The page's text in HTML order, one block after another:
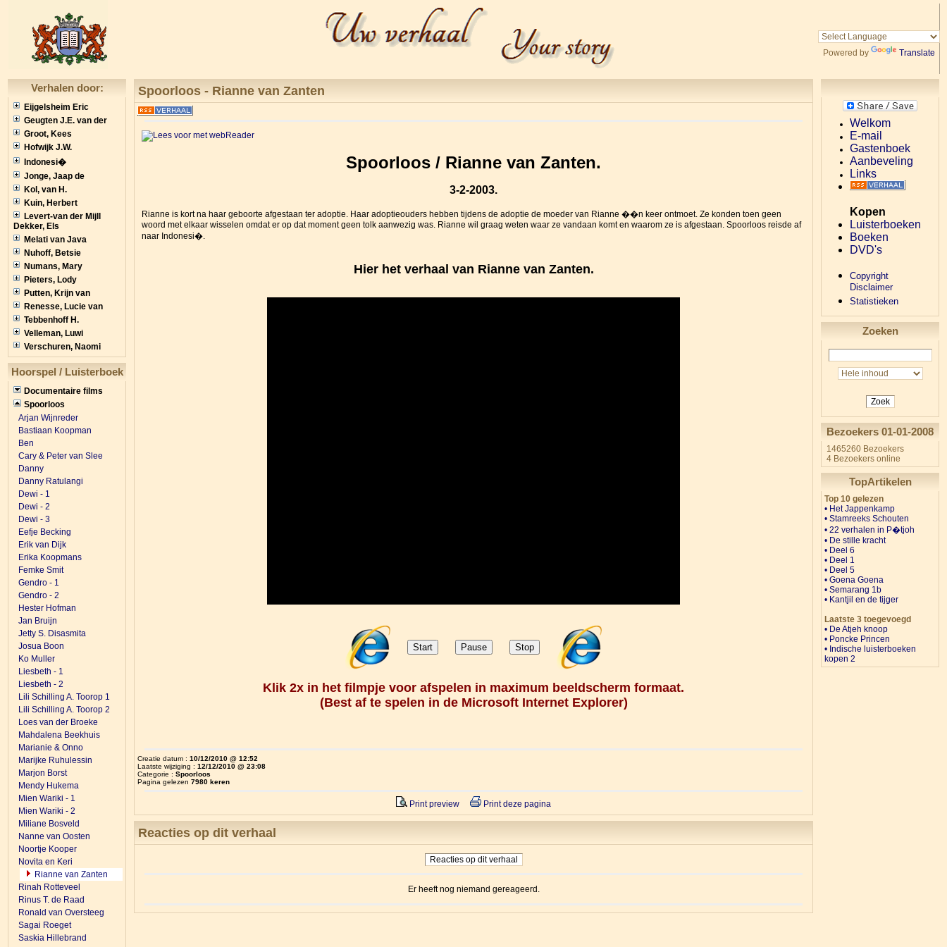
Verhalen door:
Eijgelsheim Eric
Geugten J.E. van der
Groot, Kees
Hofwijk J.W.
Indonesi�
Jonge, Jaap de
Kol, van H.
Kuin, Herbert
Levert-van der Mijll
Dekker, Els
Melati van Java
Nuhoff, Betsie
Numans, Mary
Pieters, Lody
Putten, Krijn van
Renesse, Lucie van
Tebbenhoff H.
Velleman, Luwi
Verschuren, Naomi
Hoorspel / Luisterboek
Documentaire films
Spoorloos
Arjan Wijnreder
Bastiaan Koopman
Ben
Cary & Peter van Slee
Danny
Danny Ratulangi
Dewi - 1
Dewi - 2
Dewi - 3
Eefje Becking
Erik van Dijk
Erika Koopmans
Femke Smit
Gendro - 1
Gendro - 2
Hester Hofman
Jan Bruijn
Jetty S. Disasmita
Josua Boon
Ko Muller
Liesbeth - 1
Liesbeth - 2
Lili Schilling A. Toorop 1
Lili Schilling A. Toorop 2
Loes van der Broeke
Mahdalena Beekhuis
Marianie & Onno
Marijke Ruhulessin
Marjon Borst
Mendy Hukema
Mien Wariki - 1
Mien Wariki - 2
Miliane Bosveld
Nanne van Oosten
Noortje Kooper
Novita en Keri
Rianne van Zanten
Rinah Rotteveel
Rinus T. de Raad
Ronald van Oversteeg
Sagai Roeget
Saskia Hillebrand
Spoorloos - Rianne van Zanten
Spoorloos / Rianne van Zanten.
3-2-2003.
Rianne is kort na haar geboorte afgestaan ter adoptie. Haar adoptieouders hebben tijdens de adoptie de moeder van Rianne ��n keer ontmoet. Ze konden toen geen
woord met elkaar wisselen omdat er op dat moment geen tolk aanwezig was. Rianne wil graag weten waar ze vandaan komt en waarom ze is afgestaan. Spoorloos reisde af
naar Indonesi�.
Hier het verhaal van Rianne van Zanten.
Klik 2x in het filmpje voor afspelen in maximum beeldscherm formaat.
(Best af te spelen in de Microsoft Internet Explorer)
Creatie datum : 10/12/2010 @ 12:52
Laatste wijziging : 12/12/2010 @ 23:08
Categorie : Spoorloos
Pagina gelezen 7980 keren
Print preview Print deze pagina
Reacties op dit verhaal
Reacties op dit verhaal
Er heeft nog niemand gereageerd.
Welkom
E-mail
Gastenboek
Aanbeveling
Links
Kopen
Luisterboeken
Boeken
DVD's
Copyright
Disclaimer
Statistieken
Zoeken
Zoek
Bezoekers 01-01-2008
1465260 Bezoekers
4 Bezoekers online
TopArtikelen
Top 10 gelezen
• Het Jappenkamp
• Stamreeks Schouten
• 22 verhalen in P�tjoh
• De stille kracht
• Deel 6
• Deel 1
• Deel 5
• Goena Goena
• Semarang 1b
• Kantjil en de tijger
Laatste 3 toegevoegd
• De Atjeh knoop
• Poncke Princen
• Indische luisterboeken
kopen 2
Powered by Translate